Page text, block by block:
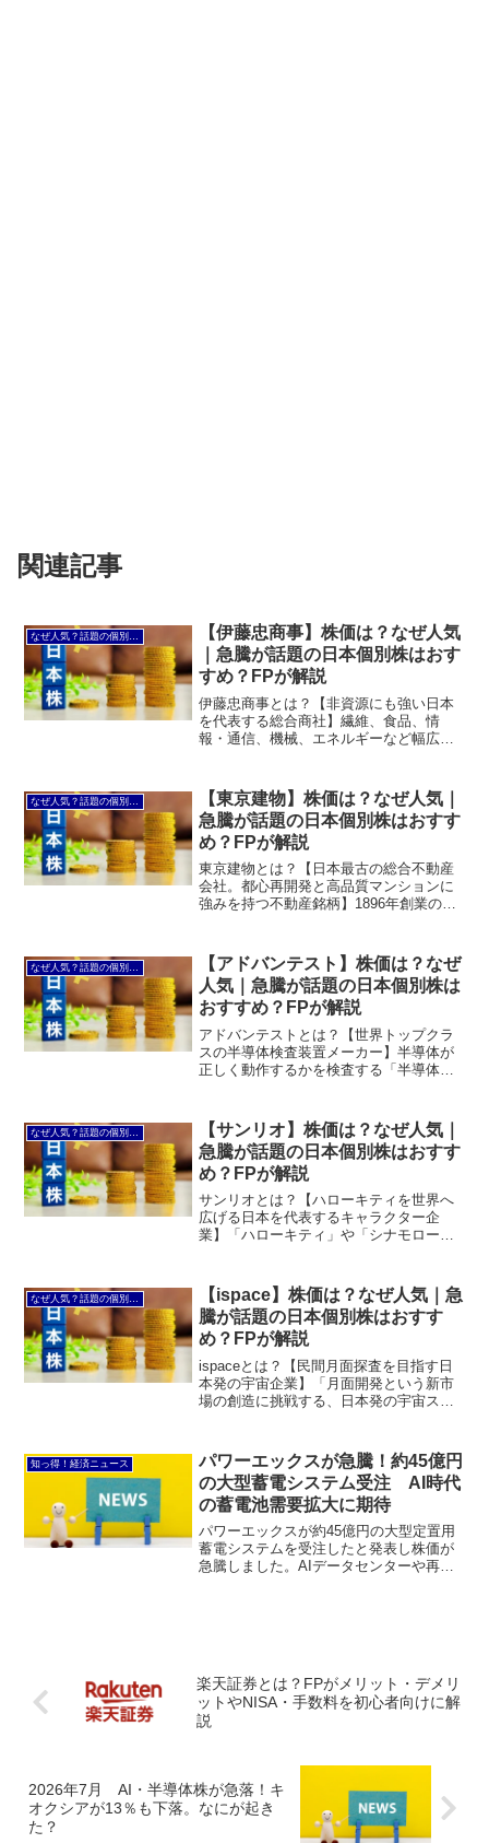
関連記事
【伊藤忠商事】株価は？なぜ人気
｜急騰が話題の日本個別株はおす
すめ？FPが解説
伊藤忠商事とは？【非資源にも強い日本
を代表する総合商社】繊維、食品、情
報・通信、機械、エネルギーなど幅広い
強みを持ち、安定した利益成長と株主還
元を重視する経営が高く評価...
なぜ人気？話題の個別株を解説
【東京建物】株価は？なぜ人気｜
急騰が話題の日本個別株はおすす
め？FPが解説
東京建物とは？【日本最古の総合不動産
会社。都心再開発と高品質マンションに
強みを持つ不動産銘柄】1896年創業の日
どを展開し、都心の価値向上を支える企
業。東京建物は、明治時...
【アドバンテスト】株価は？なぜ
人気｜急騰が話題の日本個別株は
おすすめ？FPが解説
アドバンテストとは？【世界トップクラ
スの半導体検査装置メーカー】半導体が
正しく動作するかを検査する「半導体テ
GPUの需要拡大を背景に、世界中の半導
体メーカーから高い評価...
なぜ人気？話題の個別株を解説
【サンリオ】株価は？なぜ人気｜
急騰が話題の日本個別株はおすす
め？FPが解説
サンリオとは？【ハローキティを世界へ
広げる日本を代表するキャラクター企
業】「ハローキティ」や「シナモロー
企業。キャラクタービジネスの成長や海
外展開を背景に、近年は株価が...
【ispace】株価は？なぜ人気｜急
騰が話題の日本個別株はおすす
め？FPが解説
ispaceとは？【民間月面探査を目指す日
本発の宇宙企業】「月面開発という新市
場の創造に挑戦する、日本発の宇宙スタ
す。東京都に本社を置き、民間企業によ
る月面探査...
知っ得！経済ニュース
パワーエックスが急騰！約45億円
の大型蓄電システム受注 AI時代
の蓄電池需要拡大に期待
パワーエックスが約45億円の大型定置用
蓄電システムを受注したと発表し株価が
急騰しました。AIデータセンターや再生
楽天証券とは？FPがメリット・デメリ
ットやNISA・手数料を初心者向けに解
説
2026年7月 AI・半導体株が急落！キ
オクシアが13％も下落。なにが起き
た？